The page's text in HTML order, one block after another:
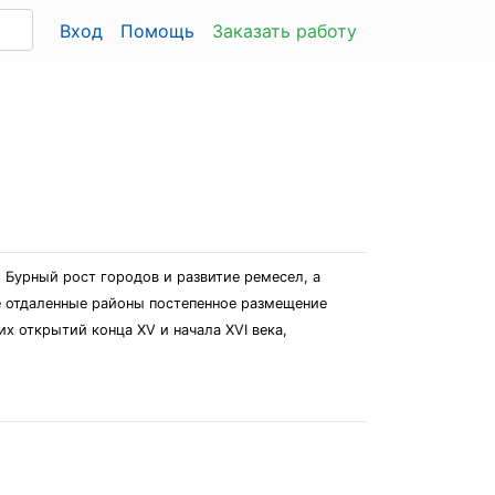
Вход Помощь Заказать работу
рост городов и развитие ремесел, а
районы постепенное размещение
открытий конца XV и начала XVI века,